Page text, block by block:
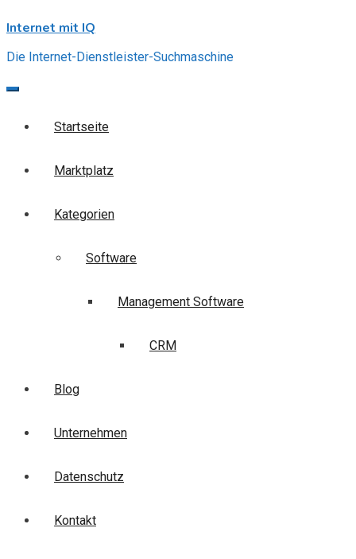
to
Internet mit IQ
Die Internet-Dienstleister-Suchmaschine
Startseite
Marktplatz
Kategorien
Software
Management Software
CRM
Blog
Unternehmen
Datenschutz
Kontakt